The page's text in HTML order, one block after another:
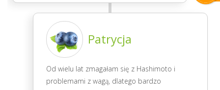
Patrycja
Od wielu lat zmagałam się z Hashimoto i
problemami z wagą, dlatego bardzo